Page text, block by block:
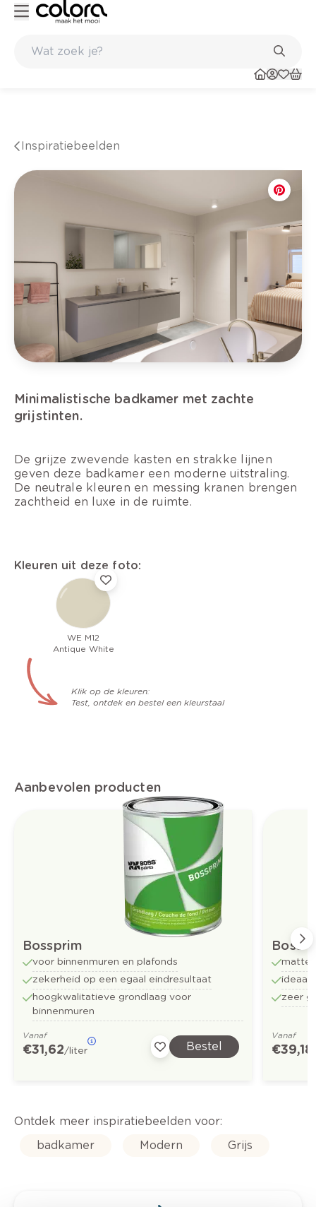
Inspiratiebeelden
Minimalistische badkamer met zachte
grijstinten.
De grijze zwevende kasten en strakke lijnen
geven deze badkamer een moderne uitstraling.
De neutrale kleuren en messing kranen brengen
zachtheid en luxe in de ruimte.
Kleuren uit deze foto:
WE M12
Antique White
Klik op de kleuren:
Test, ontdek en bestel een kleurstaal
Aanbevolen producten
Bossprim
voor binnenmuren en plafonds
zekerheid op een egaal eindresultaat
hoogkwalitatieve grondlaag voor
binnenmuren
Vanaf
€ 31,62/liter Bestel
Boss-
matte
ideaal
zeer
Vanaf
€ 39,18
Ontdek meer inspiratiebeelden voor:
badkamer
Modern Grijs